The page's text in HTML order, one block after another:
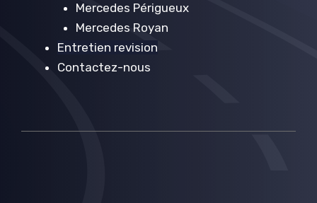
Mercedes Périgueux
Mercedes Royan
Entretien revision
Contactez-nous